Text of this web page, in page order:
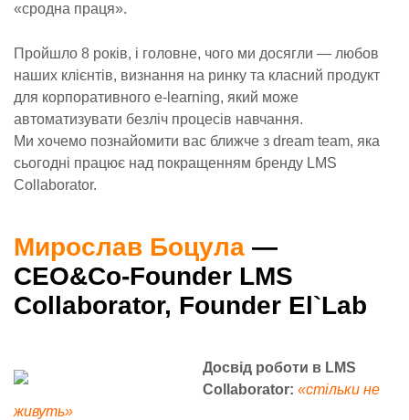
«сродна праця».
Пройшло 8 років, і головне, чого ми досягли — любов
наших клієнтів, визнання на ринку та класний продукт
для корпоративного e-learning, який може
автоматизувати безліч процесів навчання.
Ми хочемо познайомити вас ближче з dream team, яка
сьогодні працює над покращенням бренду LMS
Collaborator.
Мирослав Боцула —
CEO&Co-Founder LMS
Collaborator, Founder El`Lab
Досвід роботи в LMS
Collaborator: «стільки не
живуть»